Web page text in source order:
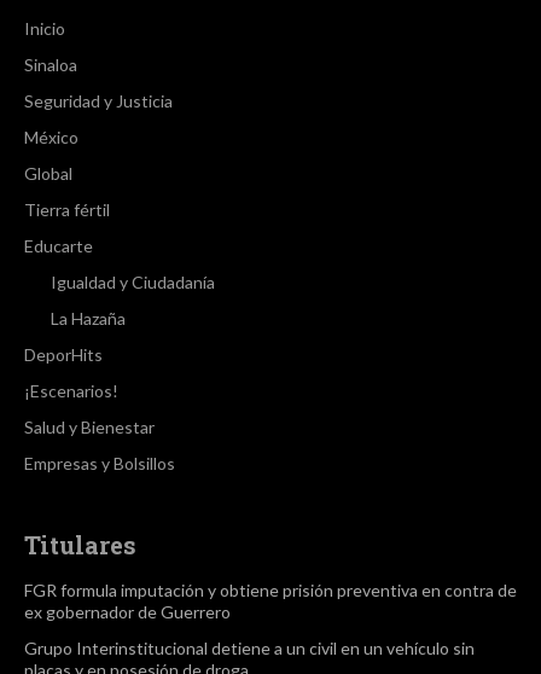
Inicio
Sinaloa
Seguridad y Justicia
México
Global
Tierra fértil
Educarte
Igualdad y Ciudadanía
La Hazaña
DeporHits
¡Escenarios!
Salud y Bienestar
Empresas y Bolsillos
Titulares
FGR formula imputación y obtiene prisión preventiva en contra de
ex gobernador de Guerrero
Grupo Interinstitucional detiene a un civil en un vehículo sin
placas y en posesión de droga